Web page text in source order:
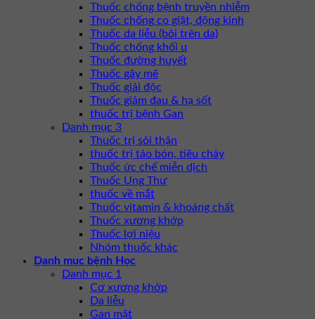
Thuốc chống bệnh truyền nhiễm
Thuốc chống co giật, động kinh
Thuốc da liễu (bôi trên da)
Thuốc chống khối u
Thuốc đường huyết
Thuốc gây mê
Thuốc giải độc
Thuốc giảm đau & hạ sốt
thuốc trị bệnh Gan
Danh mục 3
Thuốc trị sỏi thận
thuốc trị táo bón, tiêu chảy
Thuốc ức chế miễn dịch
Thuốc Ung Thư
thuốc về mắt
Thuốc vitamin & khoáng chất
Thuốc xương khớp
Thuốc lợi niệu
Nhóm thuốc khác
Danh mục bệnh Học
Danh mục 1
Cơ xương khớp
Da liễu
Gan mật